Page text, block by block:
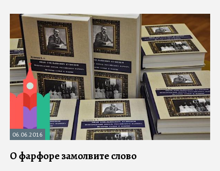
06.06.2016
О фарфоре замолвите слово